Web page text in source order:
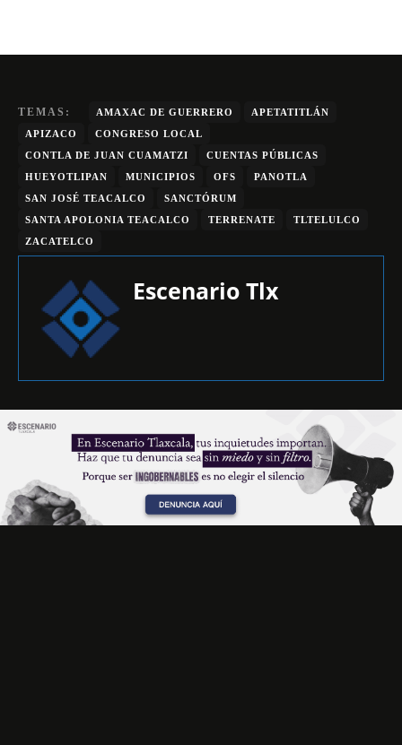
TEMAS: AMAXAC DE GUERRERO
APETATITLÁN
APIZACO
CONGRESO LOCAL
CONTLA DE JUAN CUAMATZI
CUENTAS PÚBLICAS
HUEYOTLIPAN
MUNICIPIOS OFS
PANOTLA
SAN JOSÉ TEACALCO
SANCTÓRUM
SANTA APOLONIA TEACALCO
TERRENATE
TLTELULCO
ZACATELCO
Escenario Tlx